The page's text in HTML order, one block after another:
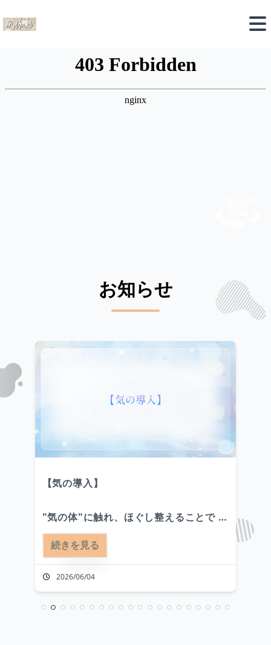
お知らせ
【気の導入】
"気の体"に触れ、ほぐし整えることで 生
命エネルギーとしてとして働く気の癒し
と 活性化がなされます。
ほぐし癒す(マッサージ効果)事により、
あなたの秘められた潜在力が開花し、 秘
められた力を感じることが可能になりま
続きを見る
2026/06/04